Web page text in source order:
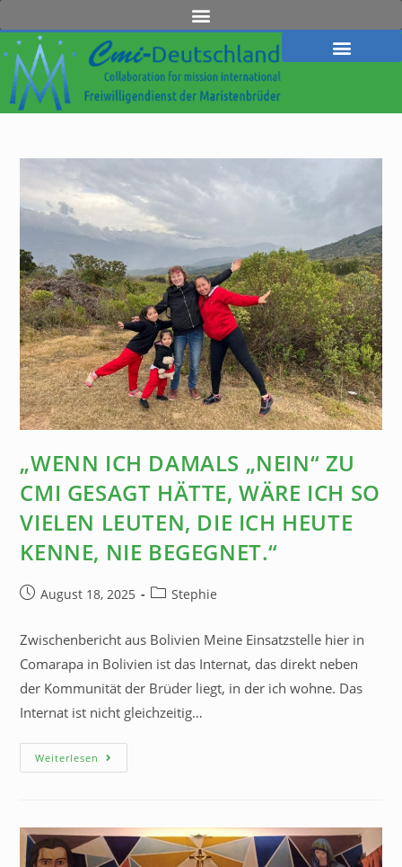
„WENN ICH DAMALS „NEIN“ ZU
CMI GESAGT HÄTTE, WÄRE ICH SO
VIELEN LEUTEN, DIE ICH HEUTE
KENNE, NIE BEGEGNET.“
August 18, 2025 Stephie
Zwischenbericht aus Bolivien Meine Einsatzstelle hier in
Comarapa in Bolivien ist das Internat, das direkt neben
der Kommunität der Brüder liegt, in der ich wohne. Das
Internat ist nicht gleichzeitig…
Weiterlesen